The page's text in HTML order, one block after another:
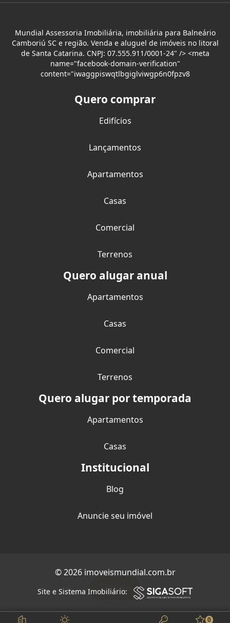
Filtro
Mundial Assessoria Imobiliária, imobiliária para Balneário
Camboriú SC e região. Venda e aluguel de imóveis no litoral
de Santa Catarina. CNPJ: 07.555.911/0001-24" /> <meta
name="facebook-domain-verification"
content="iwaggpiswqtlbgiglviwgp6n0fpzv8
Quero comprar
Edifícios
Lançamentos
Apartamentos
Casas
Comercial
Terrenos
Quero alugar anual
Apartamentos
Casas
Comercial
Terrenos
Quero alugar por temporada
Apartamentos
Casas
Institucional
Blog
Anuncie seu imóvel
© 2026 imoveismundial.com.br
Site e Sistema Imobiliário:
0